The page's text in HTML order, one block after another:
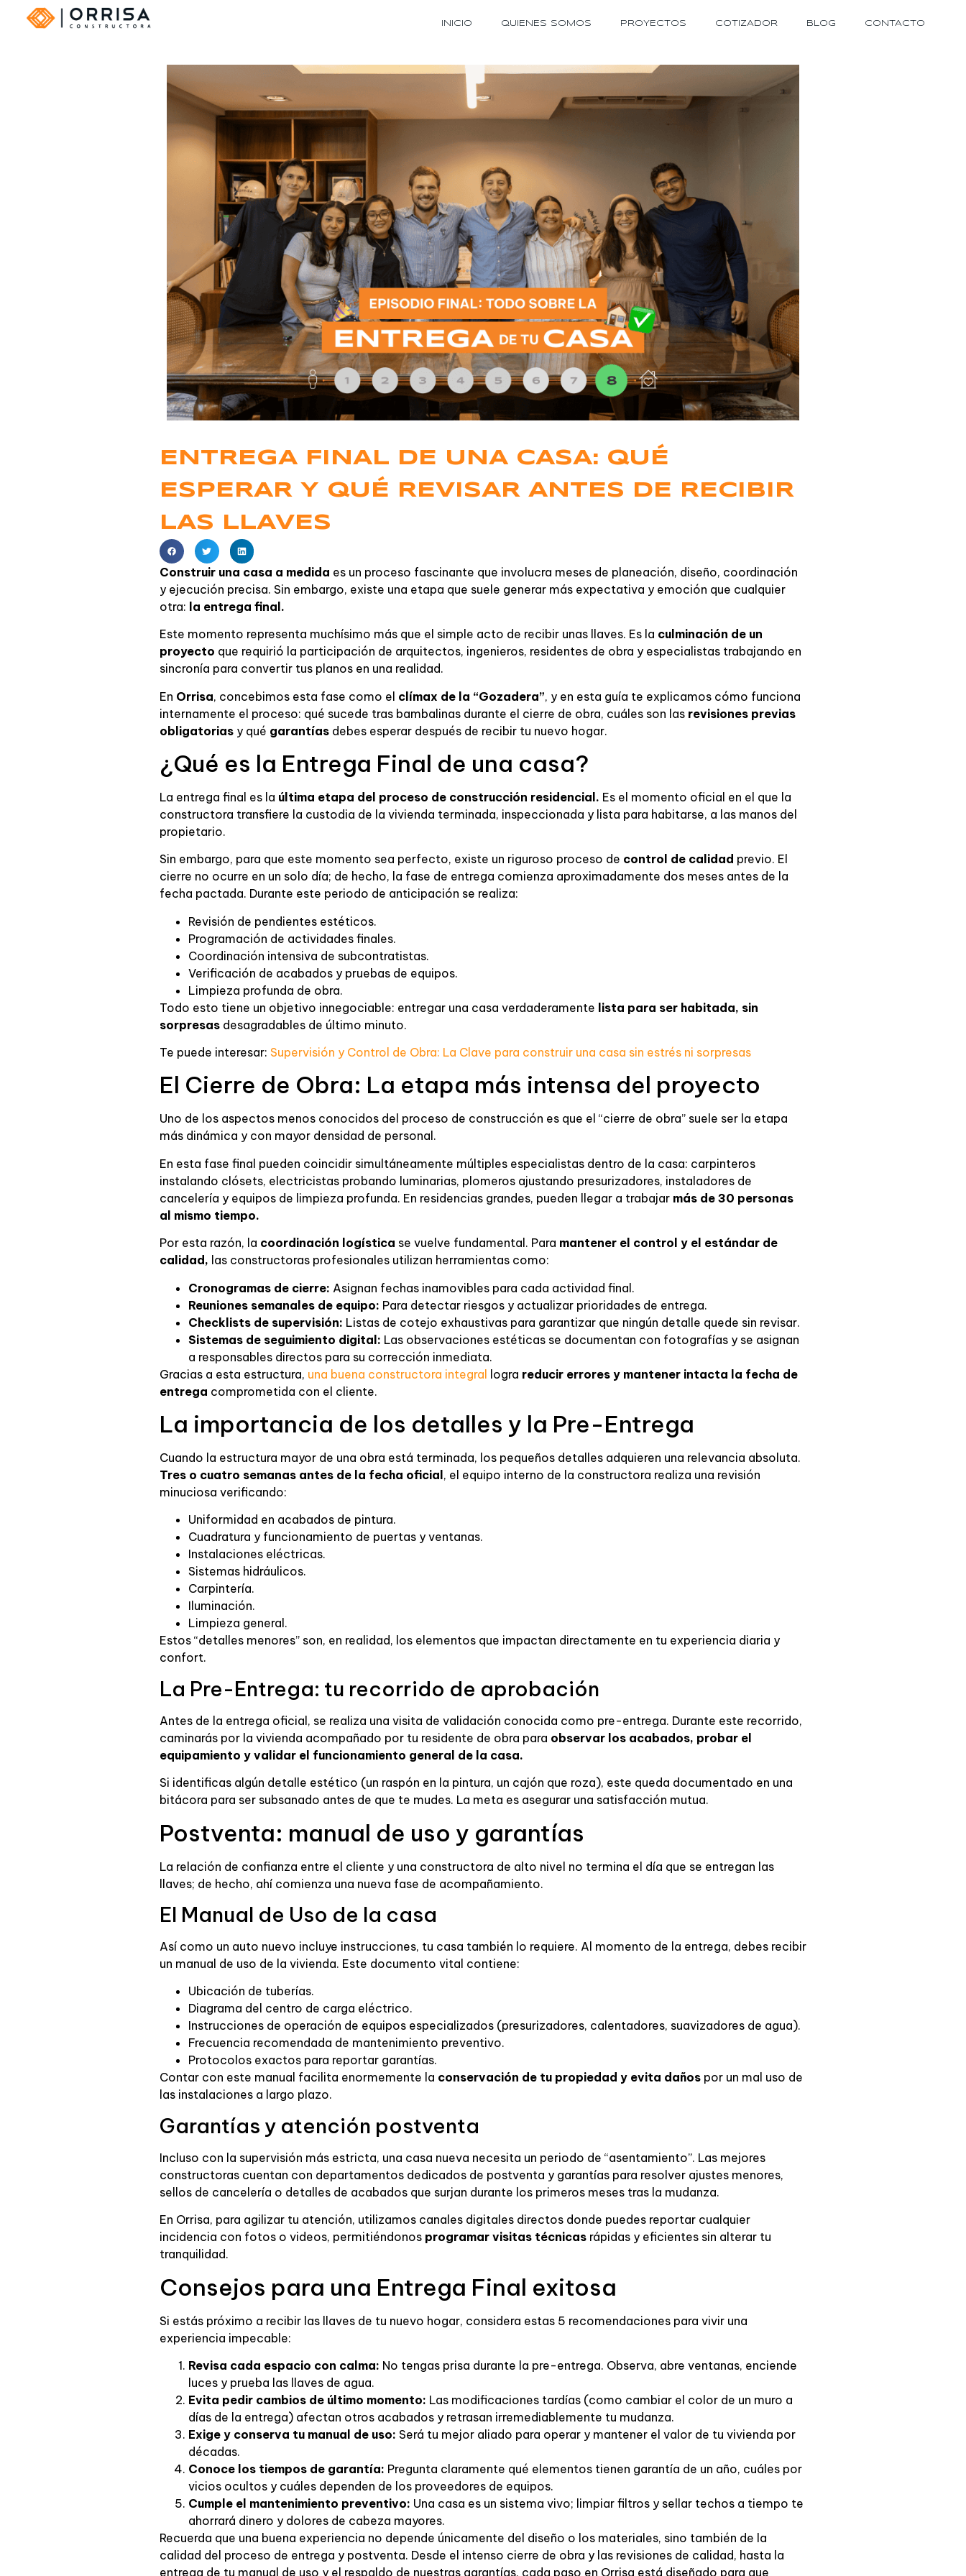
INICIO QUIENES SOMOS PROYECTOS COTIZADOR BLOG CONTACTO
ENTREGA FINAL DE UNA CASA: QUÉ
ESPERAR Y QUÉ REVISAR ANTES DE RECIBIR
LAS LLAVES
Construir una casa a medida es un proceso fascinante que involucra meses de planeación, diseño, coordinación
y ejecución precisa. Sin embargo, existe una etapa que suele generar más expectativa y emoción que cualquier
otra: la entrega final.
Este momento representa muchísimo más que el simple acto de recibir unas llaves. Es la culminación de un
proyecto que requirió la participación de arquitectos, ingenieros, residentes de obra y especialistas trabajando en
sincronía para convertir tus planos en una realidad.
En Orrisa, concebimos esta fase como el clímax de la “Gozadera”, y en esta guía te explicamos cómo funciona
internamente el proceso: qué sucede tras bambalinas durante el cierre de obra, cuáles son las revisiones previas
obligatorias y qué garantías debes esperar después de recibir tu nuevo hogar.
¿Qué es la Entrega Final de una casa?
La entrega final es la última etapa del proceso de construcción residencial. Es el momento oficial en el que la
constructora transfiere la custodia de la vivienda terminada, inspeccionada y lista para habitarse, a las manos del
propietario.
Sin embargo, para que este momento sea perfecto, existe un riguroso proceso de control de calidad previo. El
cierre no ocurre en un solo día; de hecho, la fase de entrega comienza aproximadamente dos meses antes de la
fecha pactada. Durante este periodo de anticipación se realiza:
Revisión de pendientes estéticos.
Programación de actividades finales.
Coordinación intensiva de subcontratistas.
Verificación de acabados y pruebas de equipos.
Limpieza profunda de obra.
Todo esto tiene un objetivo innegociable: entregar una casa verdaderamente lista para ser habitada, sin
sorpresas desagradables de último minuto.
Te puede interesar: Supervisión y Control de Obra: La Clave para construir una casa sin estrés ni sorpresas
El Cierre de Obra: La etapa más intensa del proyecto
Uno de los aspectos menos conocidos del proceso de construcción es que el “cierre de obra” suele ser la etapa
más dinámica y con mayor densidad de personal.
En esta fase final pueden coincidir simultáneamente múltiples especialistas dentro de la casa: carpinteros
instalando clósets, electricistas probando luminarias, plomeros ajustando presurizadores, instaladores de
cancelería y equipos de limpieza profunda. En residencias grandes, pueden llegar a trabajar más de 30 personas
al mismo tiempo.
Por esta razón, la coordinación logística se vuelve fundamental. Para mantener el control y el estándar de
calidad, las constructoras profesionales utilizan herramientas como:
Cronogramas de cierre: Asignan fechas inamovibles para cada actividad final.
Reuniones semanales de equipo: Para detectar riesgos y actualizar prioridades de entrega.
Checklists de supervisión: Listas de cotejo exhaustivas para garantizar que ningún detalle quede sin revisar.
Sistemas de seguimiento digital: Las observaciones estéticas se documentan con fotografías y se asignan
a responsables directos para su corrección inmediata.
Gracias a esta estructura, una buena constructora integral logra reducir errores y mantener intacta la fecha de
entrega comprometida con el cliente.
La importancia de los detalles y la Pre-Entrega
Cuando la estructura mayor de una obra está terminada, los pequeños detalles adquieren una relevancia absoluta.
Tres o cuatro semanas antes de la fecha oficial , el equipo interno de la constructora realiza una revisión
minuciosa verificando:
Uniformidad en acabados de pintura.
Cuadratura y funcionamiento de puertas y ventanas.
Instalaciones eléctricas.
Sistemas hidráulicos.
Carpintería.
Iluminación.
Limpieza general.
Estos “detalles menores” son, en realidad, los elementos que impactan directamente en tu experiencia diaria y
confort.
La Pre-Entrega: tu recorrido de aprobación
Antes de la entrega oficial, se realiza una visita de validación conocida como pre-entrega. Durante este recorrido,
caminarás por la vivienda acompañado por tu residente de obra para observar los acabados, probar el
equipamiento y validar el funcionamiento general de la casa.
Si identificas algún detalle estético (un raspón en la pintura, un cajón que roza), este queda documentado en una
bitácora para ser subsanado antes de que te mudes. La meta es asegurar una satisfacción mutua.
Postventa: manual de uso y garantías
La relación de confianza entre el cliente y una constructora de alto nivel no termina el día que se entregan las
llaves; de hecho, ahí comienza una nueva fase de acompañamiento.
El Manual de Uso de la casa
Así como un auto nuevo incluye instrucciones, tu casa también lo requiere. Al momento de la entrega, debes recibir
un manual de uso de la vivienda. Este documento vital contiene:
Ubicación de tuberías.
Diagrama del centro de carga eléctrico.
Instrucciones de operación de equipos especializados (presurizadores, calentadores, suavizadores de agua).
Frecuencia recomendada de mantenimiento preventivo.
Protocolos exactos para reportar garantías.
Contar con este manual facilita enormemente la conservación de tu propiedad y evita daños por un mal uso de
las instalaciones a largo plazo.
Garantías y atención postventa
Incluso con la supervisión más estricta, una casa nueva necesita un periodo de “asentamiento”. Las mejores
constructoras cuentan con departamentos dedicados de postventa y garantías para resolver ajustes menores,
sellos de cancelería o detalles de acabados que surjan durante los primeros meses tras la mudanza.
En Orrisa, para agilizar tu atención, utilizamos canales digitales directos donde puedes reportar cualquier
incidencia con fotos o videos, permitiéndonos programar visitas técnicas rápidas y eficientes sin alterar tu
tranquilidad.
Consejos para una Entrega Final exitosa
Si estás próximo a recibir las llaves de tu nuevo hogar, considera estas 5 recomendaciones para vivir una
experiencia impecable:
Revisa cada espacio con calma: No tengas prisa durante la pre-entrega. Observa, abre ventanas, enciende
luces y prueba las llaves de agua.
Evita pedir cambios de último momento: Las modificaciones tardías (como cambiar el color de un muro a
días de la entrega) afectan otros acabados y retrasan irremediablemente tu mudanza.
Exige y conserva tu manual de uso: Será tu mejor aliado para operar y mantener el valor de tu vivienda por
décadas.
Conoce los tiempos de garantía: Pregunta claramente qué elementos tienen garantía de un año, cuáles por
vicios ocultos y cuáles dependen de los proveedores de equipos.
Cumple el mantenimiento preventivo: Una casa es un sistema vivo; limpiar filtros y sellar techos a tiempo te
ahorrará dinero y dolores de cabeza mayores.
Recuerda que una buena experiencia no depende únicamente del diseño o los materiales, sino también de la
calidad del proceso de entrega y postventa. Desde el intenso cierre de obra y las revisiones de calidad, hasta la
entrega de tu manual de uso y el respaldo de nuestras garantías, cada paso en Orrisa está diseñado para que